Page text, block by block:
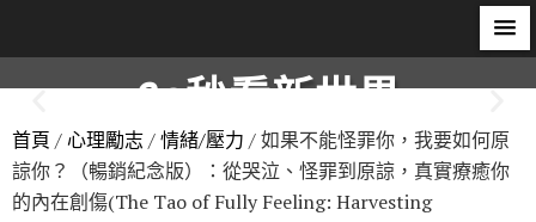
60秒看新世界
柿子文化
首頁 /心理勵志/情緒/壓力 / 如果不能怪罪你，我要如何原
諒你？（暢銷紀念版）：從哭泣、怪罪到原諒，真實療癒你
的內在創傷(The Tao of Fully Feeling: Harvesting